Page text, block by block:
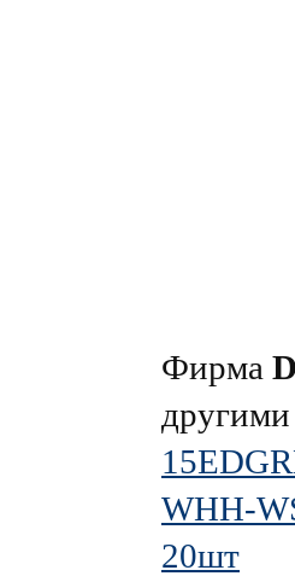
Фирма
WHH-
20шт